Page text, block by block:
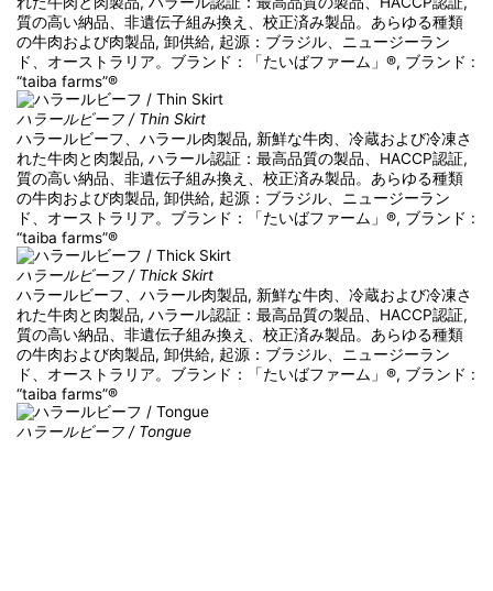
質の高い納品、非遺伝子組み換え、校正済み製品。あらゆる種類
の牛肉および肉製品, 卸供給, 起源：ブラジル、ニュージーラン
ド、オーストラリア。ブランド：「たいばファーム」®, ブランド :
“taiba farms”®
ハラールビーフ / Thin Skirt
ハラールビーフ、ハラール肉製品, 新鮮な牛肉、冷蔵および冷凍さ
れた牛肉と肉製品, ハラール認証：最高品質の製品、HACCP認証,
質の高い納品、非遺伝子組み換え、校正済み製品。あらゆる種類
の牛肉および肉製品, 卸供給, 起源：ブラジル、ニュージーラン
ド、オーストラリア。ブランド：「たいばファーム」®, ブランド :
“taiba farms”®
ハラールビーフ / Thick Skirt
ハラールビーフ、ハラール肉製品, 新鮮な牛肉、冷蔵および冷凍さ
れた牛肉と肉製品, ハラール認証：最高品質の製品、HACCP認証,
質の高い納品、非遺伝子組み換え、校正済み製品。あらゆる種類
の牛肉および肉製品, 卸供給, 起源：ブラジル、ニュージーラン
ド、オーストラリア。ブランド：「たいばファーム」®, ブランド :
“taiba farms”®
ハラールビーフ / Tongue